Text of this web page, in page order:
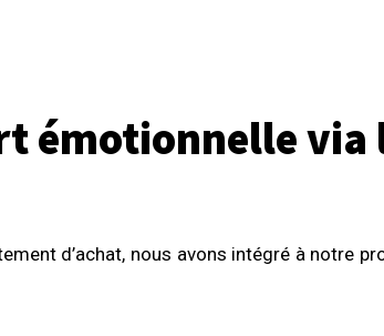
émotionnelle via
d’achat, nous avons intégré à notre